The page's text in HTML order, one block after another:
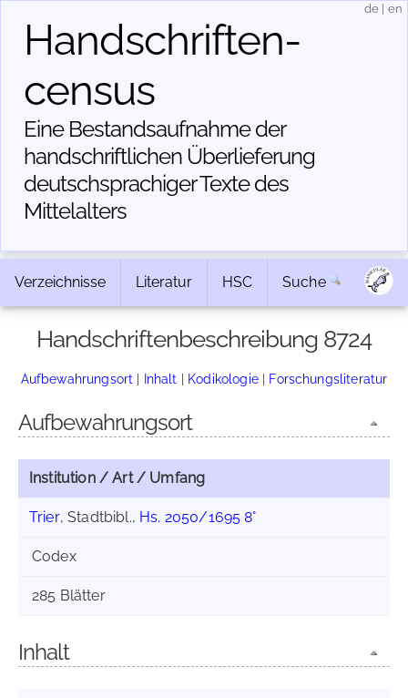
Handschriften­
census
Eine Bestandsaufnahme der
handschriftlichen Über­lieferung
deutschsprachiger Texte des
Mittelalters
de en
Verzeichnisse Literatur HSC Suche
Handschriftenbeschreibung 8724
Aufbewahrungsort | Inhalt | Kodikologie| Forschungsliteratur
Aufbewahrungsort
Institution / Art / Umfang
Trier, Stadtbibl., Hs. 2050/1695 8°
Codex
285 Blätter
Inhalt